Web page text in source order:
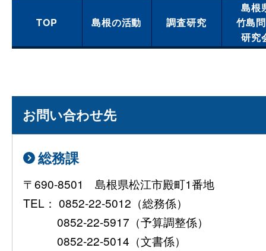
TOP 島根の活動 調査研究
島根
竹島
研究
お問い合わせ先
総務課
〒690-8501 島根県松江市殿町1番地
TEL： 0852-22-5012（総務係）
0852-22-5917（予算調整係）
0852-22-5014（文書係）